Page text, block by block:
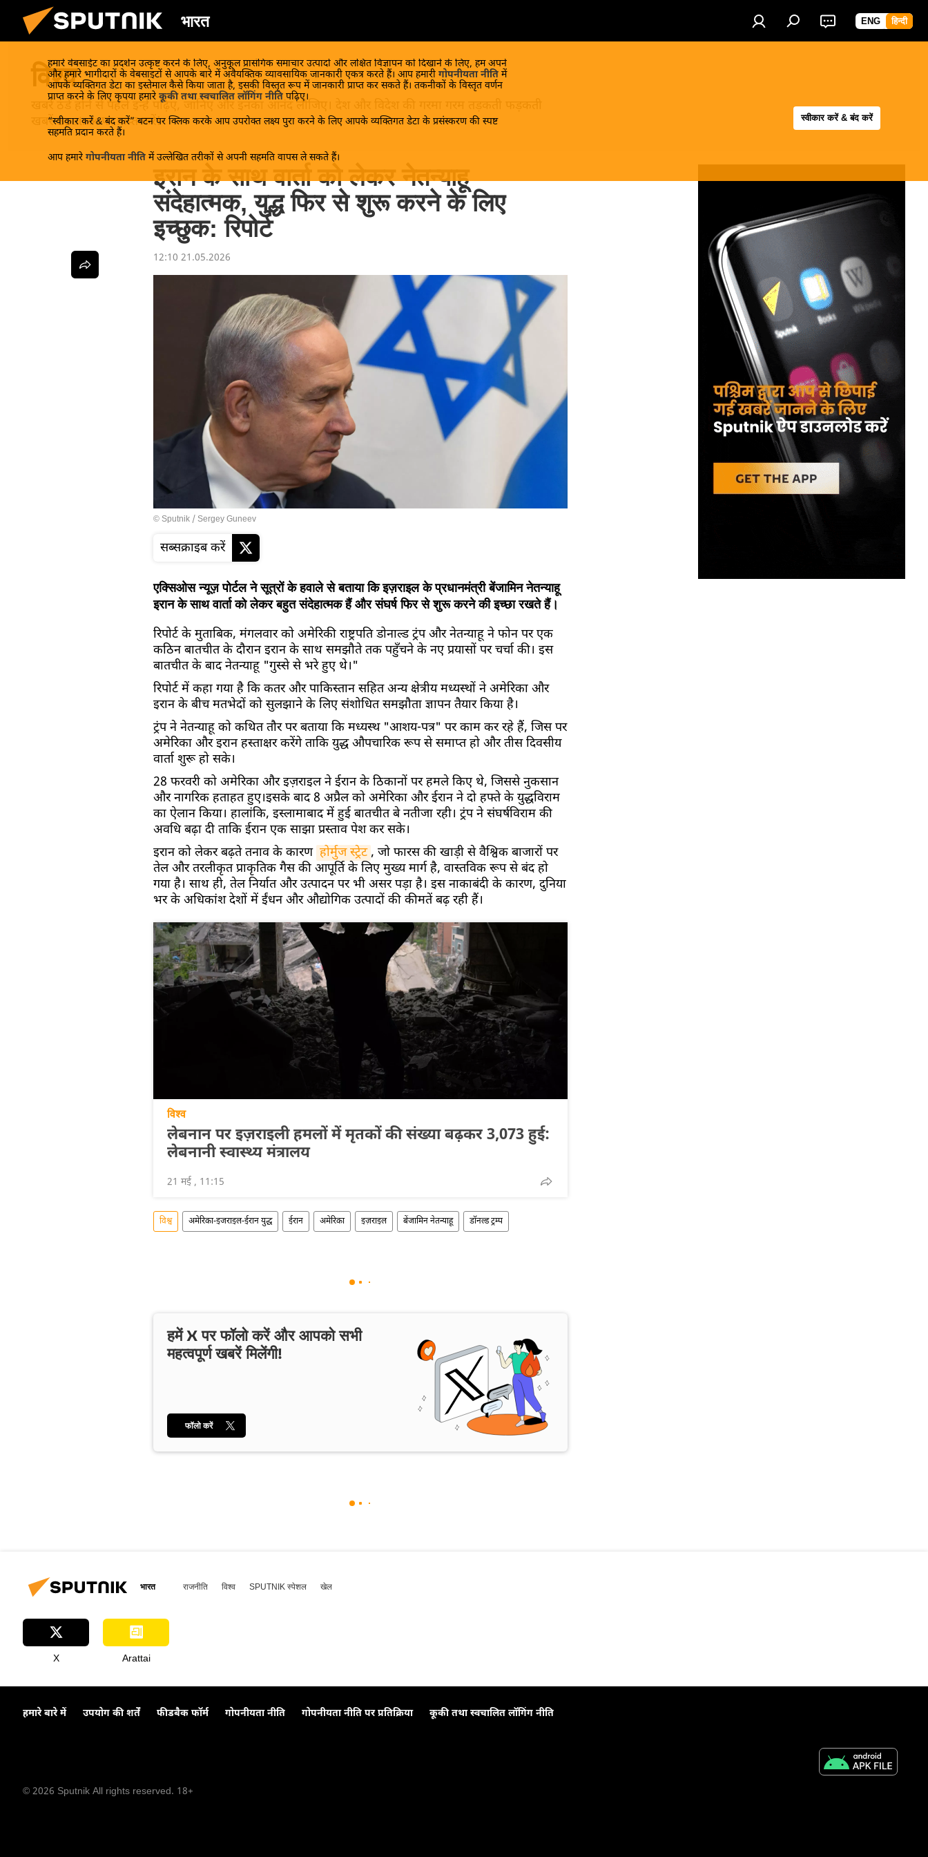
भारत ENG हिन्दी
हमारे वेबसाईट का प्रदर्शन उत्कृष्ट करने के लिए, अनुकूल प्रासंगिक समाचार उत्पादों और लक्षित विज्ञापन को दिखाने के लिए, हम अपने
और हमारे भागीदारों के वेबसाइटों से आपके बारे में अवैयक्तिक व्यावसायिक जानकारी एकत्र करते हैं। आप हमारी गोपनीयता नीति में
आपके व्यक्तिगत डेटा का इस्तेमाल कैसे किया जाता है, इसकी विस्तृत रूप में जानकारी प्राप्त कर सकते हैं। तकनीकों के विस्तृत वर्णन
प्राप्त करने के लिए कृपया हमारे कूकी तथा स्वचालित लॉगिंग नीति पढ़िए।
“स्वीकार करें & बंद करें” बटन पर क्लिक करके आप उपरोक्त लक्ष्य पुरा करने के लिए आपके व्यक्तिगत डेटा के प्रसंस्करण की स्पष्ट
सहमति प्रदान करते हैं।
आप हमारे गोपनीयता नीति में उल्लेखित तरीकों से अपनी सहमति वापस ले सकते हैं।
स्वीकार करें & बंद करें
विश्व
खबरें ठंडे होने से पहले इन्हें पढ़िए, जानिए और इनका आनंद लीजिए। देश और विदेश की गरमा गरम तड़कती फड़कती
खबरें Sputnik पर प्राप्त करें!
इरान के साथ वार्ता को लेकर नेतन्याहू
संदेहात्मक, युद्ध फिर से शुरू करने के लिए
इच्छुक: रिपोर्ट
12:10 21.05.2026
© Sputnik / Sergey Guneev
सब्सक्राइब करें
एक्सिओस न्यूज़ पोर्टल ने सूत्रों के हवाले से बताया कि इज़राइल के प्रधानमंत्री बेंजामिन नेतन्याहू
इरान के साथ वार्ता को लेकर बहुत संदेहात्मक हैं और संघर्ष फिर से शुरू करने की इच्छा रखते हैं।
रिपोर्ट के मुताबिक, मंगलवार को अमेरिकी राष्ट्रपति डोनाल्ड ट्रंप और नेतन्याहू ने फोन पर एक
कठिन बातचीत के दौरान इरान के साथ समझौते तक पहुँचने के नए प्रयासों पर चर्चा की। इस
बातचीत के बाद नेतन्याहू "गुस्से से भरे हुए थे।"
रिपोर्ट में कहा गया है कि कतर और पाकिस्तान सहित अन्य क्षेत्रीय मध्यस्थों ने अमेरिका और
इरान के बीच मतभेदों को सुलझाने के लिए संशोधित समझौता ज्ञापन तैयार किया है।
ट्रंप ने नेतन्याहू को कथित तौर पर बताया कि मध्यस्थ "आशय-पत्र" पर काम कर रहे हैं, जिस पर
अमेरिका और इरान हस्ताक्षर करेंगे ताकि युद्ध औपचारिक रूप से समाप्त हो और तीस दिवसीय
वार्ता शुरू हो सके।
28 फरवरी को अमेरिका और इज़राइल ने ईरान के ठिकानों पर हमले किए थे, जिससे नुकसान
और नागरिक हताहत हुए।इसके बाद 8 अप्रैल को अमेरिका और ईरान ने दो हफ्ते के युद्धविराम
का ऐलान किया। हालांकि, इस्लामाबाद में हुई बातचीत बे नतीजा रही। ट्रंप ने संघर्षविराम की
अवधि बढ़ा दी ताकि ईरान एक साझा प्रस्ताव पेश कर सके।
इरान को लेकर बढ़ते तनाव के कारण होर्मुज स्ट्रेट , जो फारस की खाड़ी से वैश्विक बाजारों पर
तेल और तरलीकृत प्राकृतिक गैस की आपूर्ति के लिए मुख्य मार्ग है, वास्तविक रूप से बंद हो
गया है। साथ ही, तेल निर्यात और उत्पादन पर भी असर पड़ा है। इस नाकाबंदी के कारण, दुनिया
भर के अधिकांश देशों में ईंधन और औद्योगिक उत्पादों की कीमतें बढ़ रही हैं।
विश्व
लेबनान पर इज़राइली हमलों में मृतकों की संख्या बढ़कर 3,073 हुई:
लेबनानी स्वास्थ्य मंत्रालय
21 मई , 11:15
विश्व अमेरिका-इजराइल-ईरान युद्ध ईरान अमेरिका इज़राइल बेंजामिन नेतन्याहू डॉनल्ड ट्रम्प
हमें X पर फॉलो करें और आपको सभी
महत्वपूर्ण खबरें मिलेंगी!
फॉलो करें
भारत राजनीति विश्व SPUTNIK स्पेशल खेल
X Arattai
हमारे बारे में उपयोग की शर्तें फीडबैक फॉर्म गोपनीयता नीति गोपनीयता नीति पर प्रतिक्रिया कूकी तथा स्वचालित लॉगिंग नीति
© 2026 Sputnik All rights reserved. 18+